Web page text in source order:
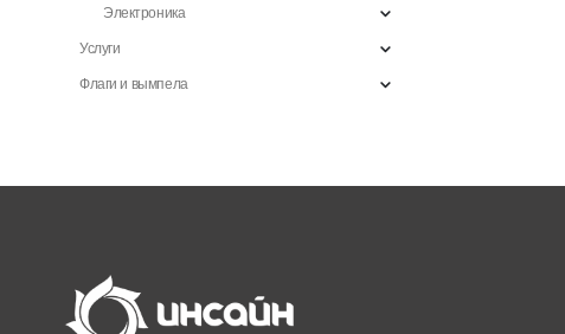
Электроника
Услуги
Флаги и вымпела